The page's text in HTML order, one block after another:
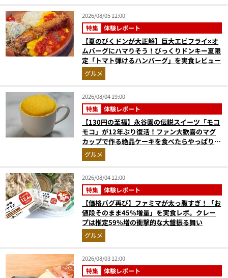
2026/08/05 12:00
特集 体験レポート
【夏のびくドンが大正解】巨大エビフライ×オ
ムバーグにハマりそう！びっくりドンキー夏限
定「トマト弾けるハンバーグ」を実食レビュー
グルメ
2026/08/04 19:00
特集 体験レポート
【130円の至福】永谷園の伝説スイーツ「モコ
モコ」が12年ぶり復活！ファン大歓喜のマグ
カップで作る絶品ケーキを食べたらやっぱり最
高にウマかった
グルメ
2026/08/04 12:00
特集 体験レポート
【価格バグ再び】ファミマが太っ腹すぎ！「お
値段そのまま45%増量」を実食レポ。クレー
プは推定59%増の衝撃的な大盤振る舞い
グルメ
2026/08/03 12:00
特集 体験レポート